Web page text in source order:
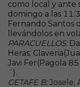
como local y ante
domingo a las
Fernando Santos
llevándolos en
PARACUELLOS:
Heras;
Javi Fer(Pagola
´).
GETAFE B:Josele;